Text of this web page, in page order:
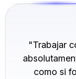
"Trabajar
como si